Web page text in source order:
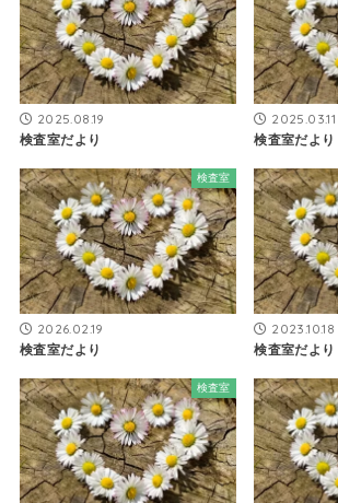
2025.08.19
検査室だより
2025.03.11
検査室だより
検査室
2026.02.19
検査室だより
2023.10.18
検査室だより
検査室